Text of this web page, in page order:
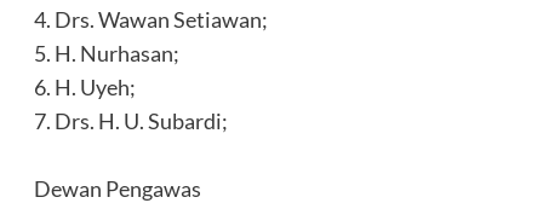
‎4. Drs. Wawan Setiawan;
‎5. H. Nurhasan;
‎6. H. Uyeh;
‎7. Drs. H. U. Subardi;
‎Dewan Pengawas